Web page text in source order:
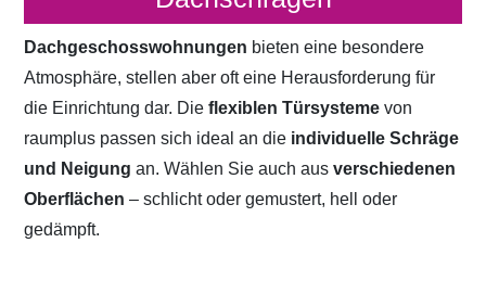
Dachgeschosswohnungen bieten eine besondere
Atmosphäre, stellen aber oft eine Herausforderung für
die Einrichtung dar. Dieflexiblen Türsystemevon
raumplus passen sich ideal an die individuelle Schräge
und Neigung an. Wählen Sie auch ausverschiedenen
Oberflächen – schlicht oder gemustert, hell oder
gedämpft.